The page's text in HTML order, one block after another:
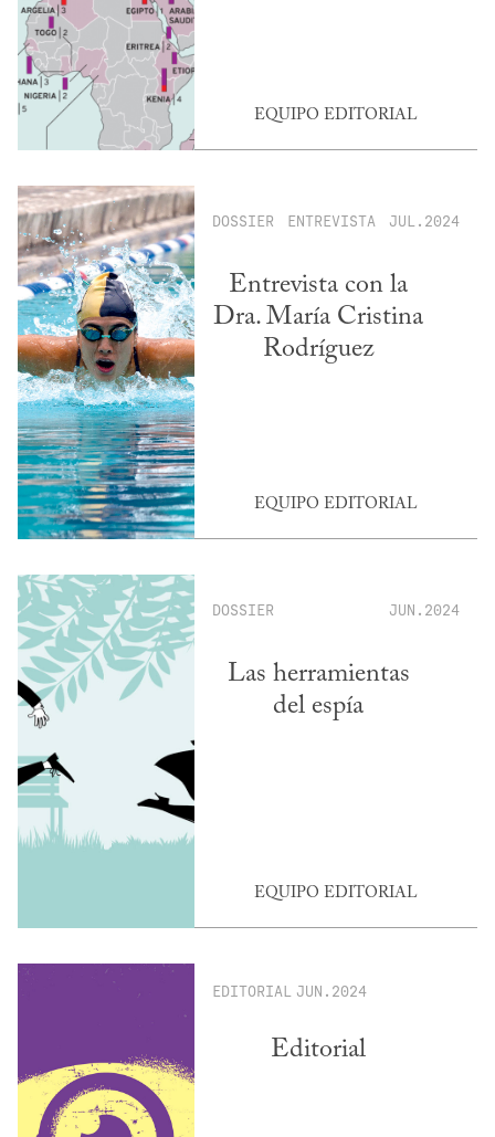
EQUIPO EDITORIAL
DOSSIER ENTREVISTA JUL.2024
Entrevista con la
Dra. María Cristina
Rodríguez
EQUIPO EDITORIAL
DOSSIER JUN.2024
Las herramientas
del espía
EQUIPO EDITORIAL
EDITORIAL JUN.2024
Editorial